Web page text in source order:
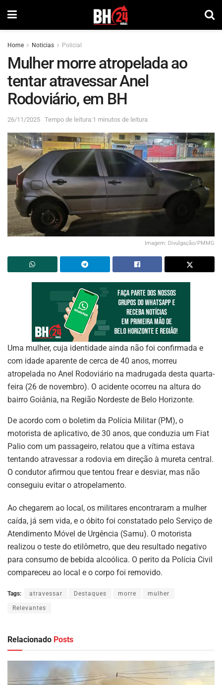
Home Noticias Policial
Mulher morre atropelada ao
tentar atravessar Anel
Rodoviário, em BH
26/11/2025 Tempo de leitura:1 minutos de leitura
Imagem: Divulgação/PMMG
Uma mulher, cuja identidade ainda não foi confirmada e
com idade aparente de cerca de 40 anos, morreu
atropelada no Anel Rodoviário na madrugada desta quarta-
feira (26 de novembro). O acidente ocorreu na altura do
bairro Goiânia, na Região Nordeste de Belo Horizonte.
De acordo com o boletim da Polícia Militar (PM), o
motorista de aplicativo, de 30 anos, que conduzia um Fiat
Palio com um passageiro, relatou que a vítima estava
tentando atravessar a rodovia em direção à mureta central.
O condutor afirmou que tentou frear e desviar, mas não
conseguiu evitar o atropelamento.
Ao chegarem ao local, os militares encontraram a mulher
caída, já sem vida, e o óbito foi constatado pelo Serviço de
Atendimento Móvel de Urgência (Samu). O motorista
realizou o teste do etilômetro, que deu resultado negativo
para consumo de bebida alcoólica. O perito da Polícia Civil
compareceu ao local e o corpo foi removido.
Tags: atravessar Destaques morre mulher
Relevantes
Relacionado Posts